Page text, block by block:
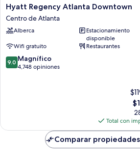
Hyatt
Regency
Atlanta
Downtown
de
Atlanta
Hyatt Regency Atlanta Downtown
Centro de Atlanta
Alberca
Estacionamiento
disponible
Wifi gratuito
Restaurantes
9.0
de
9.0 Magnífico
4,748 opiniones
El
es
de
Total con
Comparar